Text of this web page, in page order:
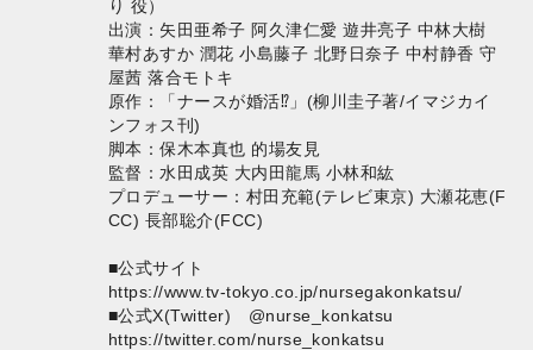
り 役）
出演：矢田亜希子 阿久津仁愛 遊井亮子 中林大樹
華村あすか 潤花 小島藤子 北野日奈子 中村静香 守
屋茜 落合モトキ
原作：「ナースが婚活⁉」(柳川圭子著/イマジカイ
ンフォス刊)
脚本：保木本真也 的場友見
監督：水田成英 大内田龍馬 小林和紘
プロデューサー：村田充範(テレビ東京) 大瀬花恵(F
CC) 長部聡介(FCC)
■公式サイト
https://www.tv-tokyo.co.jp/nursegakonkatsu/
■公式X(Twitter) @nurse_konkatsu
https://twitter.com/nurse_konkatsu